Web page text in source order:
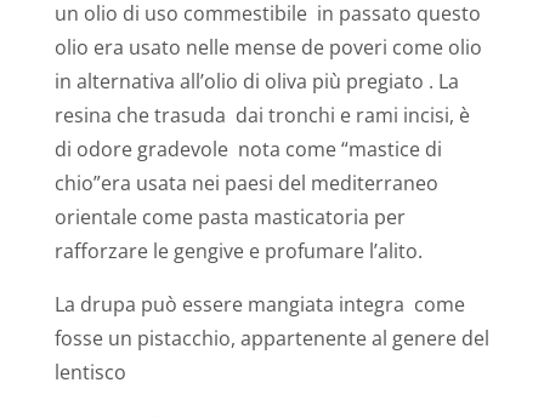
un olio di uso commestibile in passato questo
olio era usato nelle mense de poveri come olio
in alternativa all’olio di oliva più pregiato . La
resina che trasuda dai tronchi e rami incisi, è
di odore gradevole nota come “mastice di
chio”era usata nei paesi del mediterraneo
orientale come pasta masticatoria per
rafforzare le gengive e profumare l’alito.
La drupa può essere mangiata integra come
fosse un pistacchio, appartenente al genere del
lentisco